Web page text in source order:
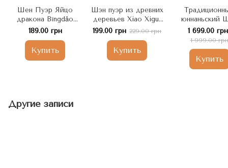
Шен Пуэр Яйцо
дракона Bīngdǎo
Биндао из древних
Китай
189.00 грн
Купить
Шэн пуэр из древних
деревьев Xiao Xigui
2019 год 50г, Китай
199.00 грн 229.00 грн
Купить
юннаньский
Пуэр
(Золотой
пожелания
богатства
1 699.00 грн
1 999.00 грн
Купить
Другие записи